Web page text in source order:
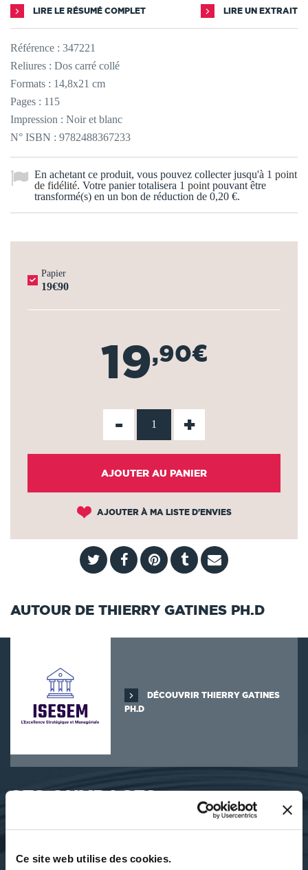
Ce site web utilise des cookies.
LIRE LE RÉSUMÉ COMPLET LIRE UN EXTRAIT
Référence : 347221
Reliures : Dos carré collé
Formats : 14,8x21 cm
Pages : 115
Impression : Noir et blanc
N° ISBN : 9782488367233
En achetant ce produit, vous pouvez collecter jusqu'à 1 point
de fidélité. Votre panier totalisera 1 point pouvant être
transformé(s) en un bon de réduction de 0,20 €.
Papier
19€90
19,90€
- +
AJOUTER AU PANIER
AJOUTER À MA LISTE D'ENVIES
AUTOUR DE THIERRY GATINES PH.D
DÉCOUVRIR THIERRY GATINES
PH.D
SES OUVRAGES